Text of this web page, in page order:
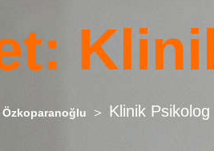
> Klinik Psikolog